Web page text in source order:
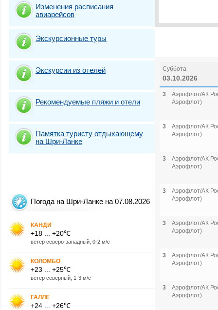
Изменения расписания
авиарейсов
Экскурсионные туры
Экскурсии из отелей
Рекомендуемые пляжи и отели
Памятка туристу отдыхающему
на Шри-Ланке
Погода на Шри-Ланке на 07.08.2026
КАНДИ
+18 ... +20℃
ветер северо-западный, 0-2 м/с
КОЛОМБО
+23 ... +25℃
ветер северный, 1-3 м/с
ГАЛЛЕ
+24 ... +26℃
Страховка от
Суббота
03.10.2026
3
Аэрофлот/АК
Аэрофлот)
3
Аэрофлот/АК
Аэрофлот)
3
Аэрофлот/АК
Аэрофлот)
3
Аэрофлот/АК
Аэрофлот)
3
Аэрофлот/АК
Аэрофлот)
3
Аэрофлот/АК
Аэрофлот)
3
Аэрофлот/АК
Аэрофлот)